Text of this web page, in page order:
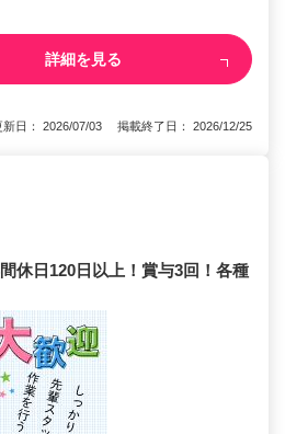
詳細を見る
新日： 2026/07/03 掲載終了日： 2026/12/25
休日120日以上！賞与3回！各種